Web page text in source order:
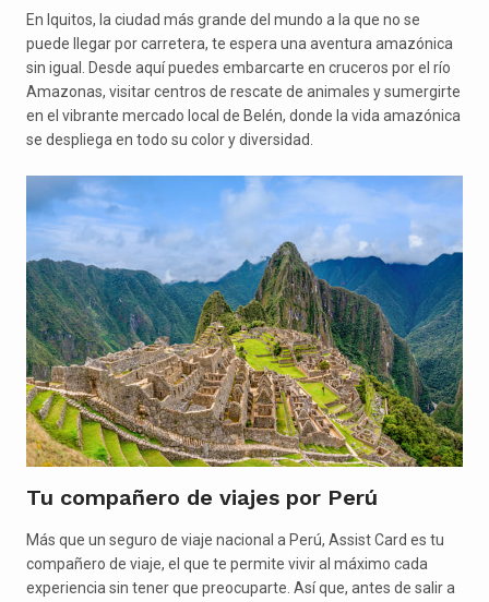
En Iquitos, la ciudad más grande del mundo a la que no se
puede llegar por carretera, te espera una aventura amazónica
sin igual. Desde aquí puedes embarcarte en cruceros por el río
Amazonas, visitar centros de rescate de animales y sumergirte
en el vibrante mercado local de Belén, donde la vida amazónica
se despliega en todo su color y diversidad.
Tu compañero de viajes por Perú
Más que un seguro de viaje nacional a Perú, Assist Card es tu
compañero de viaje, el que te permite vivir al máximo cada
experiencia sin tener que preocuparte. Así que, antes de salir a